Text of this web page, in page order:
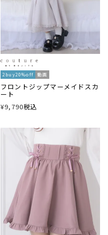
2buy20%off 動画
フロントジップマーメイドスカ
ート
¥9,790税込